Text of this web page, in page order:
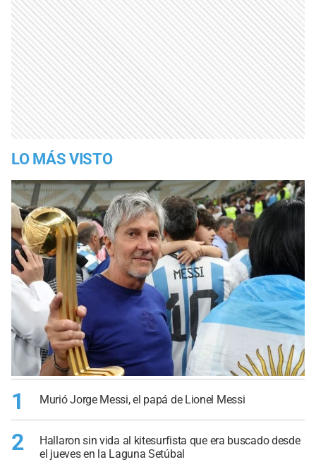
LO MÁS VISTO
1 Murió Jorge Messi, el papá de Lionel Messi
2
Hallaron sin vida al kitesurfista que era buscado desde
el jueves en la Laguna Setúbal